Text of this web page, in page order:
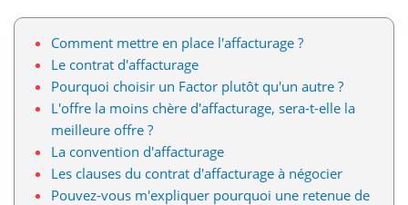
Comment mettre en place l'affacturage ?
Le contrat d'affacturage
Pourquoi choisir un Factor plutôt qu'un autre ?
L'offre la moins chère d'affacturage, sera-t-elle la
meilleure offre ?
La convention d'affacturage
Les clauses du contrat d'affacturage à négocier
Pouvez-vous m'expliquer pourquoi une retenue de